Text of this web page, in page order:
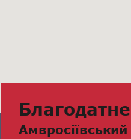
Благодатне